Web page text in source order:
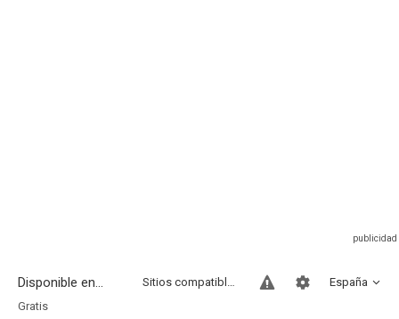
Disponible en... España
Sitios compatibles
Gratis